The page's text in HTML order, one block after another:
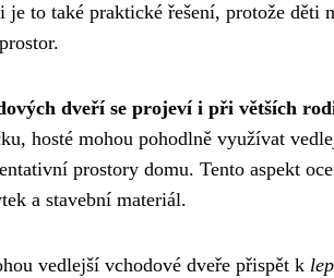
je to také praktické řešení, protože děti
dveří se projeví i při větších
hosté mohou pohodlně využívat
prostory domu. Tento aspekt
a stavební materiál.
vedlejší vchodové dveře přispět k